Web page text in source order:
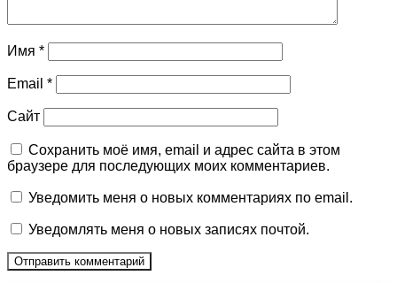
Имя *
Email *
Сайт
Сохранить моё имя, email и адрес сайта в этом
браузере для последующих моих комментариев.
Уведомить меня о новых комментариях по email.
Уведомлять меня о новых записях почтой.